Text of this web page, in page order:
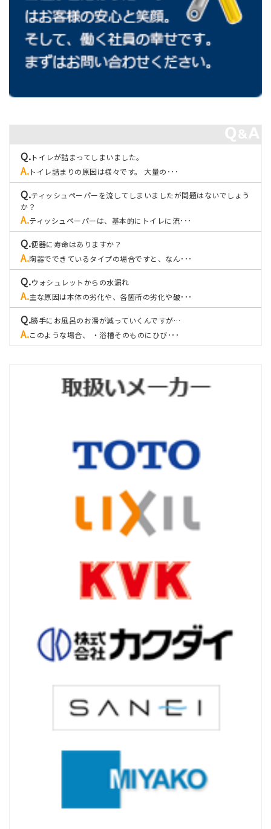
トイレが詰まってしまいました。
トイレ詰まりの原因は様々です。 大量の･･･
ティッシュペーパーを流してしまいましたが問題はないでしょう
か？
ティッシュペーパーは、基本的にトイレに流･･･
便器に寿命はありますか？
陶器でできているタイプの場合ですと、なん･･･
ウォシュレットからの水漏れ
主な原因は本体の劣化や、各箇所の劣化や破･･･
勝手にお風呂のお湯が減っていくんですが…
このような場合、 ・浴槽そのものにひび･･･